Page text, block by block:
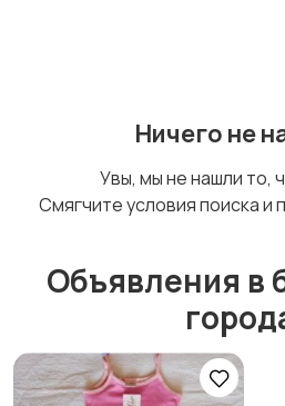
Товары для учебы
Ничего не
Увы, мы не нашли то,
Смягчите условия поиска и
Объявления в